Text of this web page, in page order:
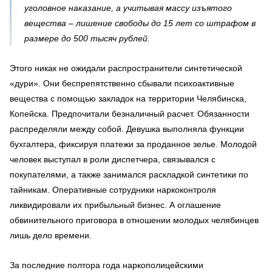
уголовное наказание, а учитывая массу изъятого
вещества – лишение свободы до 15 лет со штрафом в
размере до 500 тысяч рублей.
Этого никак не ожидали распространители синтетической
«дури». Они беспрепятственно сбывали психоактивные
вещества с помощью закладок на территории Челябинска,
Копейска. Предпочитали безналичный расчет. Обязанности
распределяли между собой. Девушка выполняла функции
бухгалтера, фиксируя платежи за проданное зелье. Молодой
человек выступал в роли диспетчера, связывался с
покупателями, а также занимался раскладкой синтетики по
тайникам. Оперативные сотрудники наркоконтроля
ликвидировали их прибыльный бизнес. А оглашение
обвинительного приговора в отношении молодых челябинцев
лишь дело времени.
За последние полтора года наркополицейскими